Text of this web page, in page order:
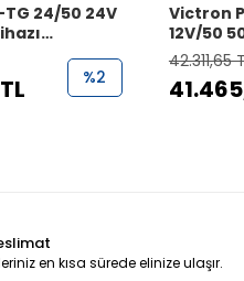
24/50 24V
%2
Victron
12V/50
Akü Şarj
42.311,65
en kısa sürede elinize ulaşır.